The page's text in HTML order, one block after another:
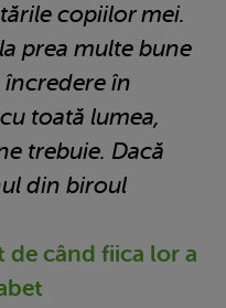
copiilor mei.
prea multe bune
încredere în
toată lumea,
trebuie. Dacă
din biroul
de când fiica lor a